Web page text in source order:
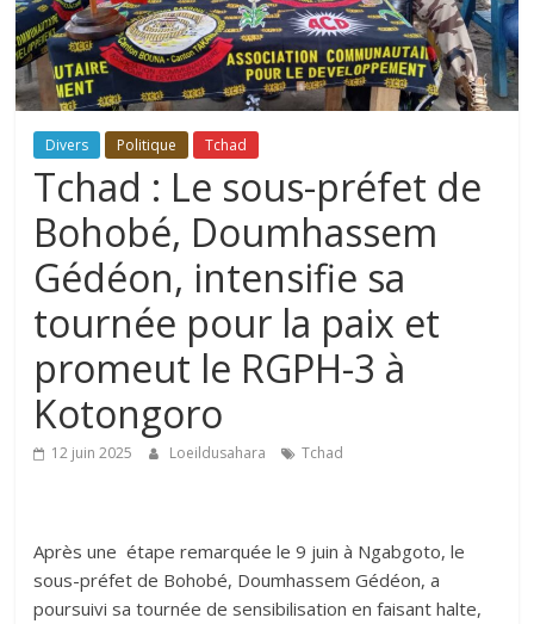
Divers Politique Tchad
Tchad : Le sous-préfet de
Bohobé, Doumhassem
Gédéon, intensifie sa
tournée pour la paix et
promeut le RGPH-3 à
Kotongoro
12 juin 2025 Loeildusahara Tchad
Après une étape remarquée le 9 juin à Ngabgoto, le
sous-préfet de Bohobé, Doumhassem Gédéon, a
poursuivi sa tournée de sensibilisation en faisant halte,